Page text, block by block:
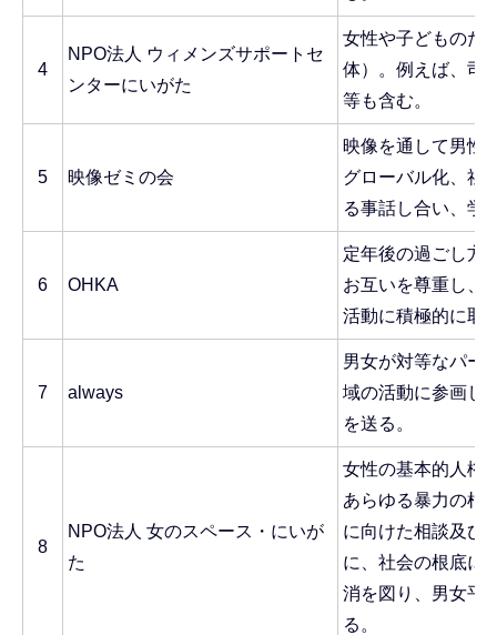
4
NPO法人 ウィメンズサポートセ
ンターにいがた
女性や子どものた
体）。例えば、司
等も含む。
5 映像ゼミの会
映像を通して男性
グローバル化、社
る事話し合い、学
6 OHKA
定年後の過ごし方
お互いを尊重し、
活動に積極的に取
7 always
男女が対等なパー
域の活動に参画し
を送る。
8
NPO法人 女のスペース・にいが
た
女性の基本的人権
あらゆる暴力の根
に向けた相談及び
に、社会の根底に
消を図り、男女平
る。